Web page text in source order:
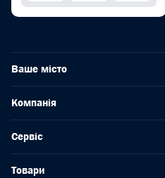
Ваше місто
Компанія
Сервіс
Товари